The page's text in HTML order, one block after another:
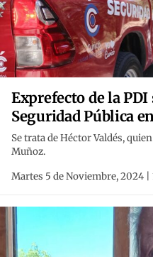
Exprefecto de la
Seguridad Pública
Se trata de Héctor Valdés,
Muñoz.
Martes 5 de Noviembre, 2024 |